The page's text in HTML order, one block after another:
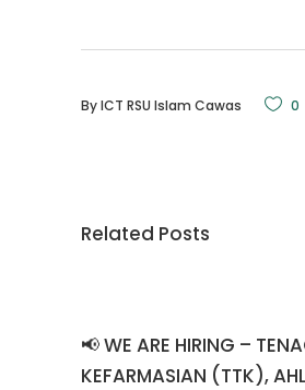
ByICT RSU Islam Cawas 0
Related Posts
📢 WE ARE HIRING –
KEFARMASIAN (TTK),